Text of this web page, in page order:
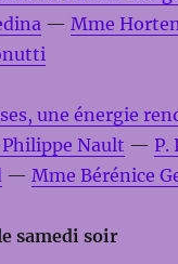
—Mme
une énergie
Nault — P.
—Mme Bérénice
samedi soir